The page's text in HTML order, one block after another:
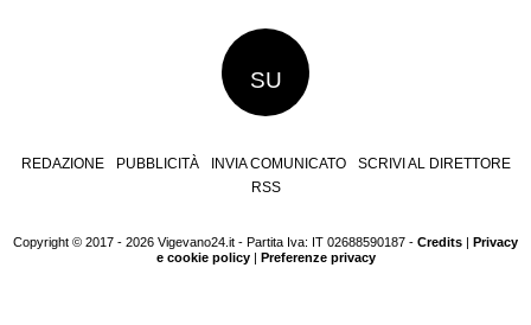
SU
REDAZIONE PUBBLICITÀ INVIA COMUNICATO
SCRIVI AL DIRETTORE
RSS
Copyright © 2017 - 2026 Vigevano24.it - Partita Iva: IT 02688590187 - Credits
Privacy
e cookie policy| Preferenze privacy